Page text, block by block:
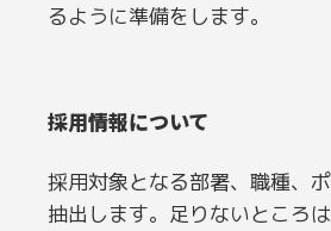
るように準備をします。
採用情報について
採用対象となる部署、職種、
抽出します。足りないところ